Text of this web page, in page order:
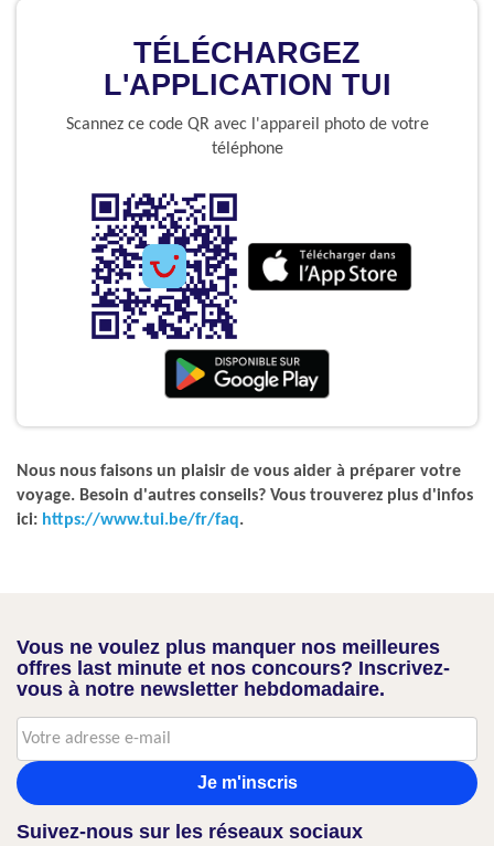
TÉLÉCHARGEZ
L'APPLICATION TUI
Scannez ce code QR avec l'appareil photo de votre
téléphone
Nous nous faisons un plaisir de vous aider à préparer votre
voyage. Besoin d'autres conseils? Vous trouverez plus d'infos
ici: https://www.tui.be/fr/faq.
Vous ne voulez plus manquer nos meilleures
offres last minute et nos concours? Inscrivez-
vous à notre newsletter hebdomadaire.
Je m'inscris
Suivez-nous sur les réseaux sociaux